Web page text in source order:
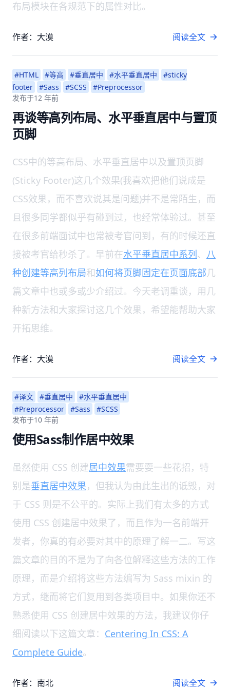
布局模块在各规范下的属性对比。
作者：大漠 阅读全文
#HTML #等高 #垂直居中 #水平垂直居中
#sticky
footer
#Sass #SCSS
#Preprocessor
发布于12 年前
再谈等高列布局、水平垂直居中与置顶
页脚
CSS中的等高布局、水平垂直居中以及置顶页脚
(Sticky Footer)这几个效果(我喜欢把他们说成是
CSS效果，而不喜欢说其是问题)并不是常陌生，而
且很多同学都似乎有碰到过，也经常体验过。甚至
在很多前端面试中也常被考官问到，有的时候还直
接被考官给秒杀了。早前在水平垂直居中系列、 八
种创建等高列布局和如何将页脚固定在页面底部几
篇文章中也或多或少介绍过。今天老调重谈，用几
种新方法和大家探讨这几个效果，希望能帮助大家
开拓思维。
作者：大漠 阅读全文
#译文 #垂直居中
#水平垂直居中
#Preprocessor
#Sass
#SCSS
发布于10 年前
使用Sass制作居中效果
虽然使用 CSS 创建居中效果需要耍一些花招，特
别是垂直居中效果，但我认为由此生出的诋毁，对
于 CSS 则是不公平的。实际上我们有太多的方式
使用 CSS 创建居中效果了，而且作为一名前端开
发者，你真的有必要对其中的原理了解一二。写这
篇文章的目的不是为了向各位解释这些方法的工作
原理，而是介绍将这些方法编写为 Sass mixin 的
方式，继而将它们复用到各类项目中。如果你还不
熟悉使用 CSS 创建居中效果的方法，我建议你仔
细阅读以下这篇文章： Centering In CSS: A
Complete Guide。
作者：南北 阅读全文